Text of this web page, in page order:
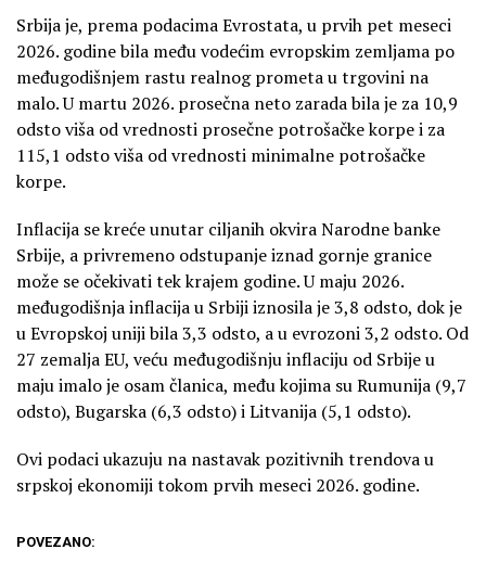
Srbija je, prema podacima Evrostata, u prvih pet meseci
2026. godine bila među vodećim evropskim zemljama po
međugodišnjem rastu realnog prometa u trgovini na
malo. U martu 2026. prosečna neto zarada bila je za 10,9
odsto viša od vrednosti prosečne potrošačke korpe i za
115,1 odsto viša od vrednosti minimalne potrošačke
korpe.
Inflacija se kreće unutar ciljanih okvira Narodne banke
Srbije, a privremeno odstupanje iznad gornje granice
može se očekivati tek krajem godine. U maju 2026.
međugodišnja inflacija u Srbiji iznosila je 3,8 odsto, dok je
u Evropskoj uniji bila 3,3 odsto, a u evrozoni 3,2 odsto. Od
27 zemalja EU, veću međugodišnju inflaciju od Srbije u
maju imalo je osam članica, među kojima su Rumunija (9,7
odsto), Bugarska (6,3 odsto) i Litvanija (5,1 odsto).
Ovi podaci ukazuju na nastavak pozitivnih trendova u
srpskoj ekonomiji tokom prvih meseci 2026. godine.
POVEZANO: